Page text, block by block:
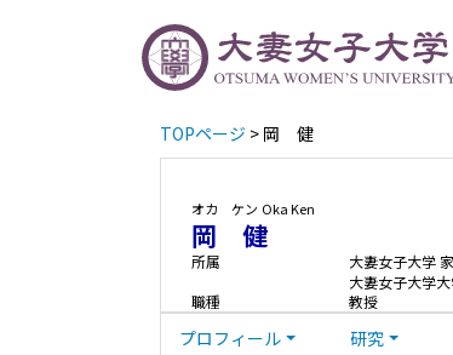
TOPページ > 岡 健
オカ ケン Oka Ken
岡 健
所属
大妻女子大学
大妻女子大学
職種
教授
プロフィール 研究